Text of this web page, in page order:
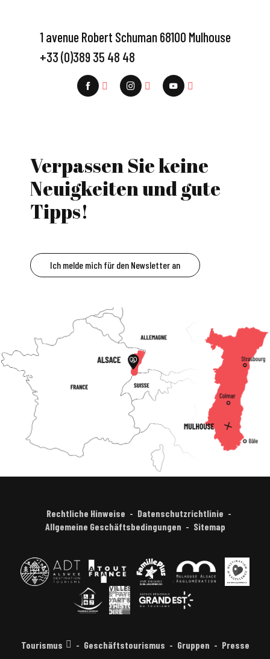
1 avenue Robert Schuman 68100 Mulhouse
+33 (0)389 35 48 48
Verpassen Sie keine
Neuigkeiten und gute
Tipps!
Ich melde mich für den Newsletter an
Rechtliche Hinweise
Datenschutzrichtlinie
Allgemeine Geschäftsbedingungen
Sitemap
Tourismus Geschäftstourismus Gruppen Presse